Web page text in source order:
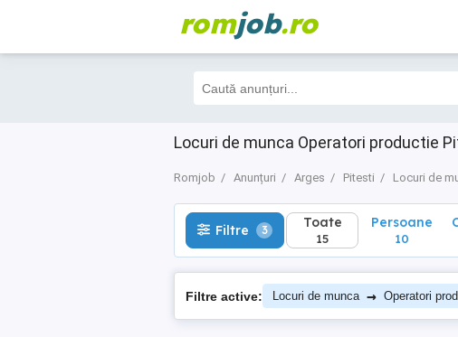
romjob.ro
Locuri de munca Operatori productie
Romjob Anunțuri Arges Pitesti Locuri de
Filtre 3 Toate
15
Filtre 3 Toate
15
Persoane
10
Filtre active: Locuri de munca → Operatori